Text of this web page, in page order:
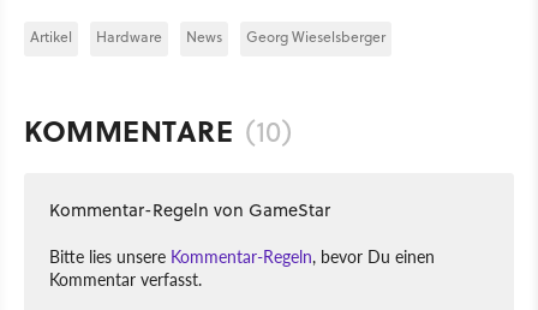
Artikel Hardware News Georg Wieselsberger
KOMMENTARE (10)
Kommentar-Regeln von GameStar
Bitte lies unsere Kommentar-Regeln, bevor Du einen
Kommentar verfasst.